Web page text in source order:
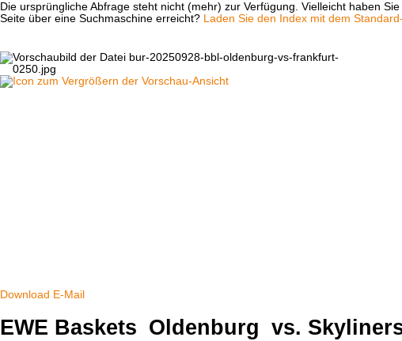
Die ursprüngliche Abfrage steht nicht (mehr) zur Verfügung. Vielleicht haben
Seite über eine Suchmaschine erreicht? Laden Sie den Index mit dem
Download E-Mail
EWE Baskets Oldenburg vs.